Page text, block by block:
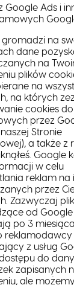
Google Ads i
na
dane
na
plików
na
na których
cookies
przez
Stronie
a także z
Google
w celu
reklam na
przez
Zazwyczaj
od Google
po 3
reklamodawcy
z usług
do
zapisanych
ale